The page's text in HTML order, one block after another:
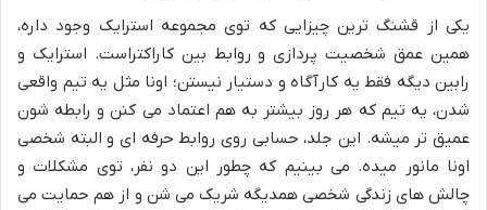
یکی از قشنگ ترین چیزایی که توی مجموعه استرایک وجود داره،
همین عمق شخصیت پردازی و روابط بین کاراکتراست. استرایک و
رابین دیگه فقط یه کارآگاه و دستیار نیستن؛ اونا مثل یه تیم واقعی
شدن، یه تیم که هر روز بیشتر به هم اعتماد می کنن و رابطه شون
عمیق تر میشه. این جلد، حسابی روی روابط حرفه ای و البته شخصی
اونا مانور میده. می بینیم که چطور این دو نفر، توی مشکلات و
چالش های زندگی شخصی همدیگه شریک می شن و از هم حمایت می